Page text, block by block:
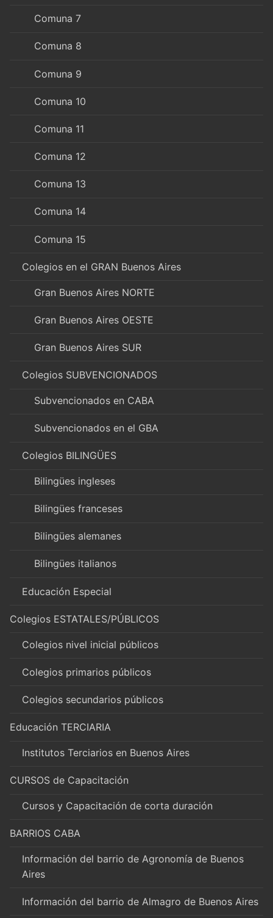
Comuna 7
Comuna 8
Comuna 9
Comuna 10
Comuna 11
Comuna 12
Comuna 13
Comuna 14
Comuna 15
Colegios en el GRAN Buenos Aires
Gran Buenos Aires NORTE
Gran Buenos Aires OESTE
Gran Buenos Aires SUR
Colegios SUBVENCIONADOS
Subvencionados en CABA
Subvencionados en el GBA
Colegios BILINGÜES
Bilingües ingleses
Bilingües franceses
Bilingües alemanes
Bilingües italianos
Educación Especial
Colegios ESTATALES/PÚBLICOS
Colegios nivel inicial públicos
Colegios primarios públicos
Colegios secundarios públicos
Educación TERCIARIA
Institutos Terciarios en Buenos Aires
CURSOS de Capacitación
Cursos y Capacitación de corta duración
BARRIOS CABA
Información del barrio de Agronomía de Buenos
Aires
Información del barrio de Almagro de Buenos Aires